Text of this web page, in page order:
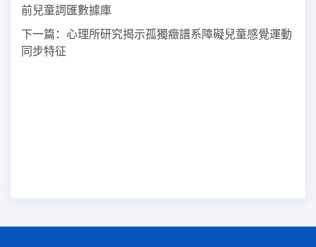
前兒童詞匯數據庫
下一篇： 心理所研究揭示孤獨癥譜系障礙兒童感覺運動
同步特征